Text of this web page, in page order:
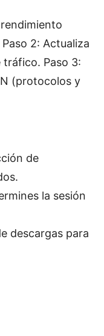
2: Actualiza
Paso 3:
(protocolos y
de
la sesión
descargas para